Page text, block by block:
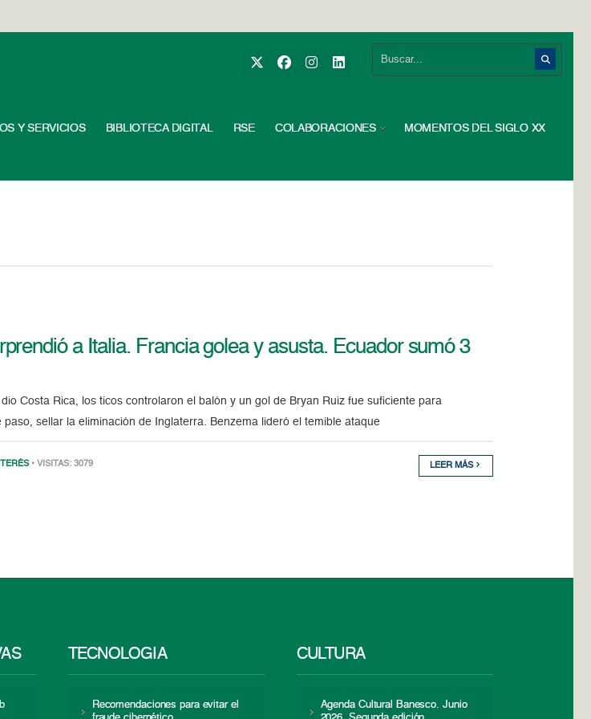
Y SERVICIOS BIBLIOTECA DIGITAL RSE COLABORACIONES MOMENTOS DEL SIGLO XX
a Italia. Francia golea y asusta. Ecuador sumó 3
Costa Rica, los ticos controlaron el balón y un gol de Bryan Ruiz fue suficiente para
paso, sellar la eliminación de Inglaterra. Benzema lideró el temible ataque
• VISITAS: 3079 LEER MÁS
TECNOLOGÍA
Recomendaciones para evitar el
CULTURA
Agenda Cultural Banesco. Junio